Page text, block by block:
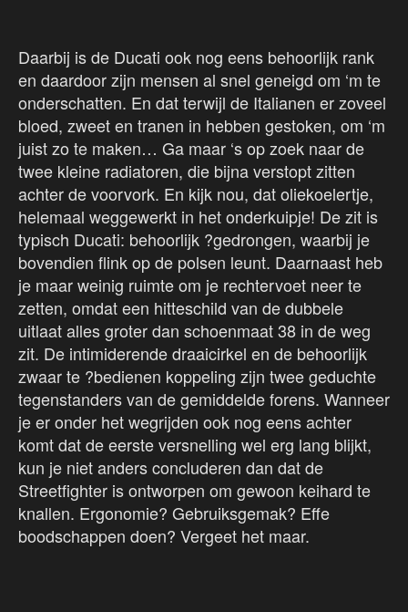
Daarbij is de Ducati ook nog eens behoorlijk rank
en daardoor zijn mensen al snel geneigd om ‘m te
onderschatten. En dat terwijl de Italianen er zoveel
bloed, zweet en tranen in hebben gestoken, om ‘m
juist zo te maken… Ga maar ‘s op zoek naar de
twee kleine radiatoren, die bijna verstopt zitten
achter de voorvork. En kijk nou, dat oliekoelertje,
helemaal weggewerkt in het onderkuipje! De zit is
typisch Ducati: behoorlijk ?gedrongen, waarbij je
bovendien flink op de polsen leunt. Daarnaast heb
je maar weinig ruimte om je rechtervoet neer te
zetten, omdat een hitteschild van de dubbele
uitlaat alles groter dan schoenmaat 38 in de weg
zit. De intimiderende draaicirkel en de behoorlijk
zwaar te ?bedienen koppeling zijn twee geduchte
tegenstanders van de gemiddelde forens. Wanneer
je er onder het wegrijden ook nog eens achter
komt dat de eerste versnelling wel erg lang blijkt,
kun je niet anders concluderen dan dat de
Streetfighter is ontworpen om gewoon keihard te
knallen. Ergonomie? Gebruiksgemak? Effe
boodschappen doen? Vergeet het maar.